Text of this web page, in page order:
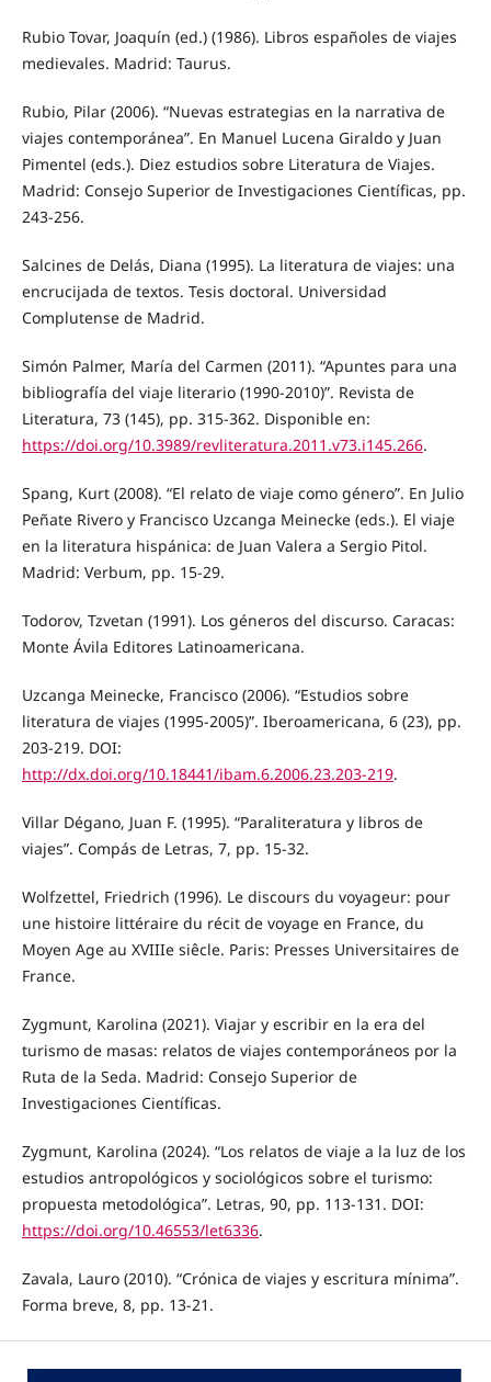
Rubio Tovar, Joaquín (ed.) (1986). Libros españoles de viajes
medievales. Madrid: Taurus.
Rubio, Pilar (2006). “Nuevas estrategias en la narrativa de
viajes contemporánea”. En Manuel Lucena Giraldo y Juan
Pimentel (eds.). Diez estudios sobre Literatura de Viajes.
Madrid: Consejo Superior de Investigaciones Científicas, pp.
243-256.
Salcines de Delás, Diana (1995). La literatura de viajes: una
encrucijada de textos. Tesis doctoral. Universidad
Complutense de Madrid.
Simón Palmer, María del Carmen (2011). “Apuntes para una
bibliografía del viaje literario (1990-2010)”. Revista de
Literatura, 73 (145), pp. 315-362. Disponible en:
https://doi.org/10.3989/revliteratura.2011.v73.i145.266.
Spang, Kurt (2008). “El relato de viaje como género”. En Julio
Peñate Rivero y Francisco Uzcanga Meinecke (eds.). El viaje
en la literatura hispánica: de Juan Valera a Sergio Pitol.
Madrid: Verbum, pp. 15-29.
Todorov, Tzvetan (1991). Los géneros del discurso. Caracas:
Monte Ávila Editores Latinoamericana.
Uzcanga Meinecke, Francisco (2006). “Estudios sobre
literatura de viajes (1995-2005)”. Iberoamericana, 6 (23), pp.
203-219. DOI:
http://dx.doi.org/10.18441/ibam.6.2006.23.203-219.
Villar Dégano, Juan F. (1995). “Paraliteratura y libros de
viajes”. Compás de Letras, 7, pp. 15-32.
Wolfzettel, Friedrich (1996). Le discours du voyageur: pour
une histoire littéraire du récit de voyage en France, du
Moyen Age au XVIIIe siêcle. Paris: Presses Universitaires de
France.
Zygmunt, Karolina (2021). Viajar y escribir en la era del
turismo de masas: relatos de viajes contemporáneos por la
Ruta de la Seda. Madrid: Consejo Superior de
Investigaciones Científicas.
Zygmunt, Karolina (2024). “Los relatos de viaje a la luz de los
estudios antropológicos y sociológicos sobre el turismo:
propuesta metodológica”. Letras, 90, pp. 113-131. DOI:
https://doi.org/10.46553/let6336.
Zavala, Lauro (2010). “Crónica de viajes y escritura mínima”.
Forma breve, 8, pp. 13-21.